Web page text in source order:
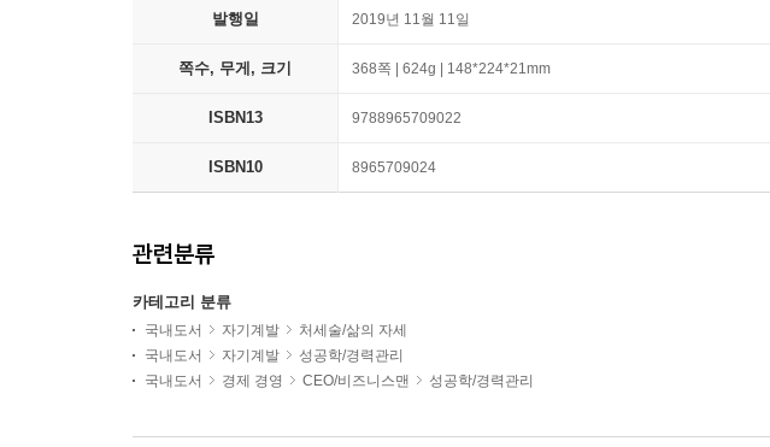
발행일 2019년 11월 11일
쪽수, 무게, 크기 368쪽 | 624g | 148*224*21mm
ISBN13 9788965709022
ISBN10 8965709024
관련분류
카테고리 분류
국내도서 자기계발
처세술/삶의 자세
국내도서
자기계발
성공학/경력관리
국내도서
경제 경영 CEO/비즈니스맨 성공학/경력관리